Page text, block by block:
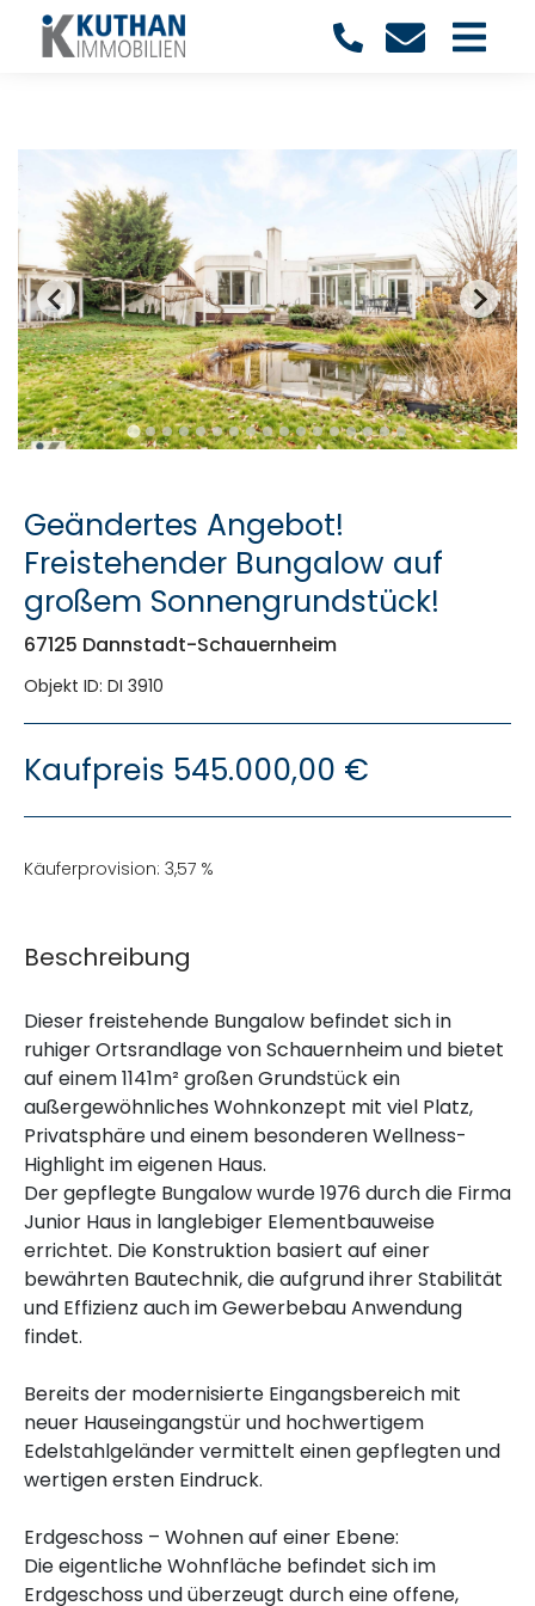
Geändertes Angebot!
Freistehender Bungalow auf
großem Sonnengrundstück!
67125 Dannstadt-Schauernheim
Objekt ID: DI 3910
Kaufpreis 545.000,00 €
Käuferprovision: 3,57 %
Beschreibung
Dieser freistehende Bungalow befindet sich in
ruhiger Ortsrandlage von Schauernheim und bietet
auf einem 1141m² großen Grundstück ein
außergewöhnliches Wohnkonzept mit viel Platz,
Privatsphäre und einem besonderen Wellness-
Highlight im eigenen Haus.
Der gepflegte Bungalow wurde 1976 durch die Firma
Junior Haus in langlebiger Elementbauweise
errichtet. Die Konstruktion basiert auf einer
bewährten Bautechnik, die aufgrund ihrer Stabilität
und Effizienz auch im Gewerbebau Anwendung
findet.
Bereits der modernisierte Eingangsbereich mit
neuer Hauseingangstür und hochwertigem
Edelstahlgeländer vermittelt einen gepflegten und
wertigen ersten Eindruck.
Erdgeschoss – Wohnen auf einer Ebene:
Die eigentliche Wohnfläche befindet sich im
Erdgeschoss und überzeugt durch eine offene,